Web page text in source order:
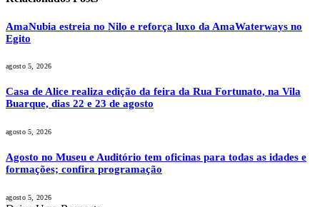
AmaNubia estreia no Nilo e reforça luxo da AmaWaterways no
Egito
agosto 5, 2026
Casa de Alice realiza edição da feira da Rua Fortunato, na Vila
Buarque, dias 22 e 23 de agosto
agosto 5, 2026
Agosto no Museu e Auditório tem oficinas para todas as idades e
formações; confira programação
agosto 5, 2026